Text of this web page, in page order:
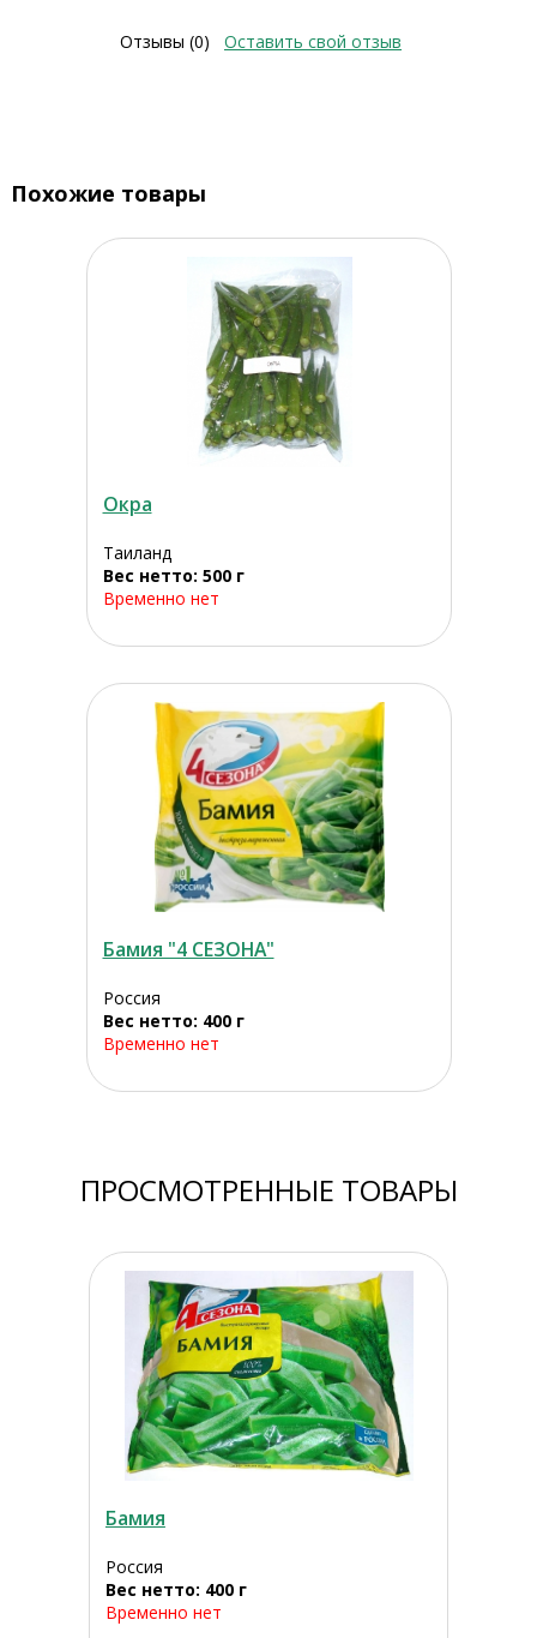
Отзывы (0) Оставить свой отзыв
Похожие товары
Окра
Таиланд
Вес нетто: 500 г
Временно нет
Бамия "4 СЕЗОНА"
Россия
Вес нетто: 400 г
Временно нет
ПРОСМОТРЕННЫЕ ТОВАРЫ
Бамия
Россия
Вес нетто: 400 г
Временно нет